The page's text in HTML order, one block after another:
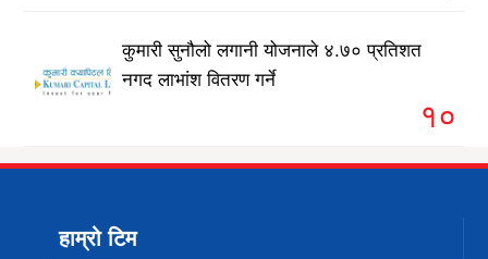
कुमारी सुनौलो लगानी योजनाले ४.७० प्रतिशत
नगद लाभांश वितरण गर्ने
१०
हाम्रो टिम